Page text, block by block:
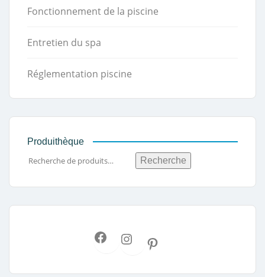
Fonctionnement de la piscine
Entretien du spa
Réglementation piscine
Produithèque
Recherche